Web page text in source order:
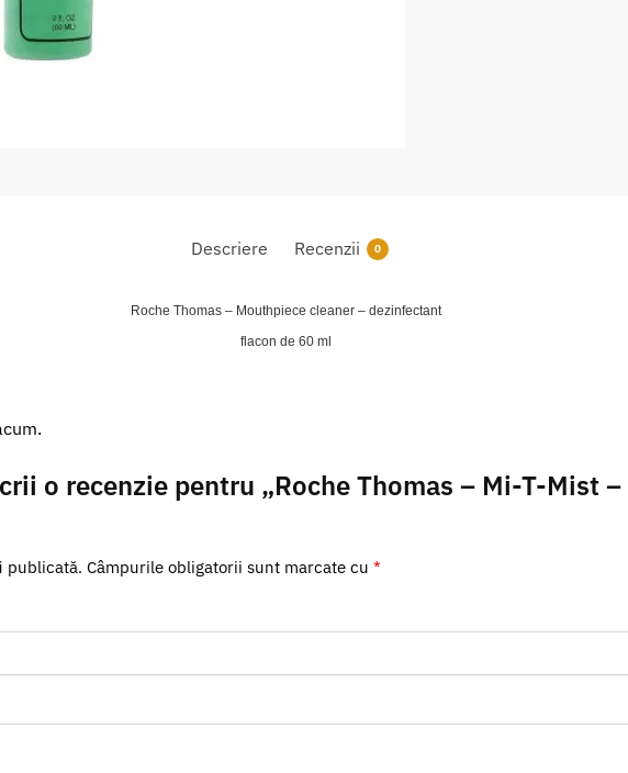
Descriere Recenzii 0
Roche Thomas – Mouthpiece cleaner – dezinfectant
flacon de 60 ml
o recenzie pentru „Roche Thomas – Mi-T-Mist –
publicată. Câmpurile obligatorii sunt marcate cu *